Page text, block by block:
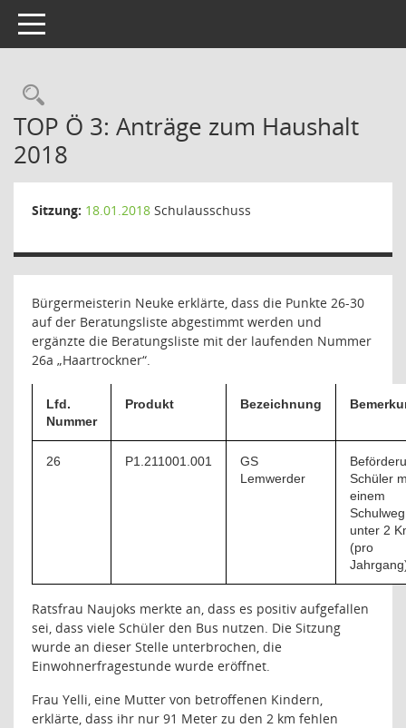
Toggle navigation
Rechercheauswahl
TOP Ö 3: Anträge zum Haushalt
2018
Sitzung: 18.01.2018 Schulausschuss
Bürgermeisterin Neuke erklärte, dass die Punkte 26-30
auf der Beratungsliste abgestimmt werden und
ergänzte die Beratungsliste mit der laufenden Nummer
26a „Haartrockner“.
Lfd.
Nummer
Produkt Bezeichnung
26 P1.211001.001
GS
Lemwerder
Schüler
einem
Schulweg
unter 2
(pro
Ratsfrau Naujoks merkte an, dass es positiv aufgefallen
sei, dass viele Schüler den Bus nutzen. Die Sitzung
wurde an dieser Stelle unterbrochen, die
Einwohnerfragestunde wurde eröffnet.
Frau Yelli, eine Mutter von betroffenen Kindern,
erklärte, dass ihr nur 91 Meter zu den 2 km fehlen